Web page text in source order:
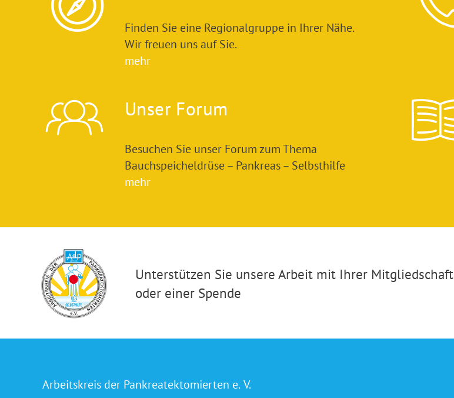
Finden Sie eine Regionalgruppe in Ihrer Nähe.
Wir freuen uns auf Sie.
mehr
Unser Forum
Besuchen Sie unser Forum zum Thema
Bauchspeicheldrüse – Pankreas – Selbsthilfe
mehr
Unterstützen Sie unsere Arbeit mit Ihrer Mitgliedschaft
oder einer Spende
Arbeitskreis der Pankreatektomierten e. V.